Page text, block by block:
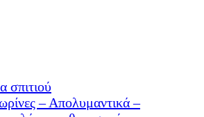
σπιτιού
– Απολυμαντικά –